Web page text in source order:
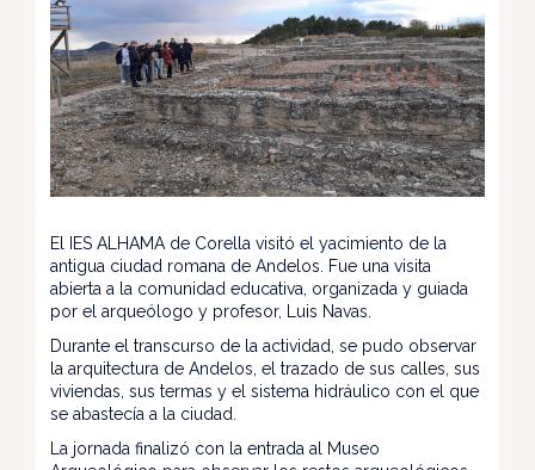
El IES ALHAMA de Corella visitó el yacimiento de la
antigua ciudad romana de Andelos. Fue una visita
abierta a la comunidad educativa, organizada y guiada
por el arqueólogo y profesor, Luis Navas.
Durante el transcurso de la actividad, se pudo observar
la arquitectura de Andelos, el trazado de sus calles, sus
viviendas, sus termas y el sistema hidráulico con el que
se abastecía a la ciudad.
La jornada finalizó con la entrada al Museo